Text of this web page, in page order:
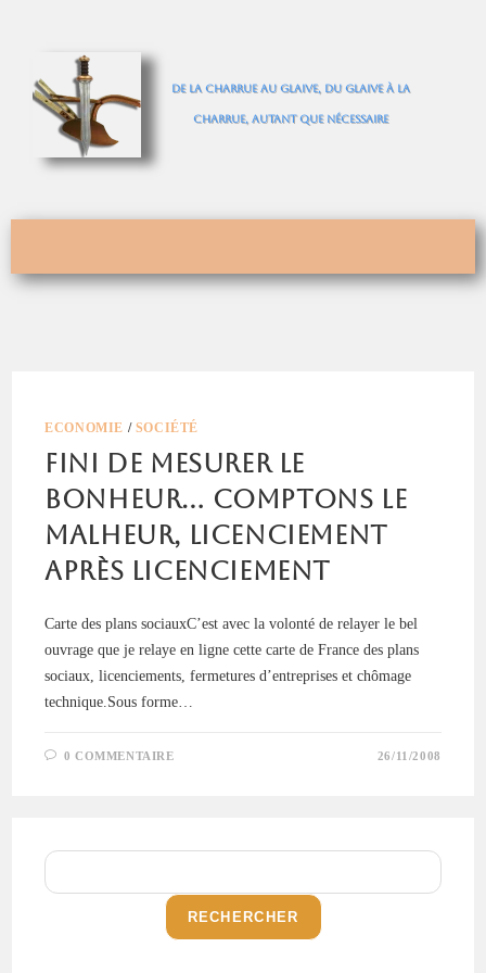
De la charrue au glaive, du glaive à la
charrue, autant que nécessaire
ECONOMIE / SOCIÉTÉ
Fini de mesurer le
bonheur… Comptons le
malheur, licenciement
après licenciement
Carte des plans sociauxC’est avec la volonté de relayer le bel
ouvrage que je relaye en ligne cette carte de France des plans
sociaux, licenciements, fermetures d’entreprises et chômage
technique.Sous forme…
0 COMMENTAIRE 26/11/2008
RECHERCHER